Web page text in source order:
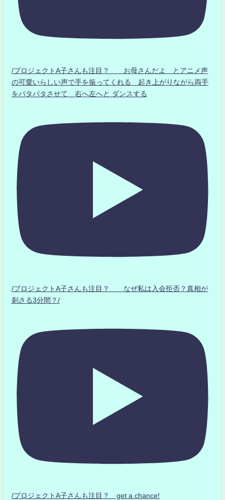
/プロジェクトA子さんも注目？ お母さんだよ とアニメ声
の可愛いらしい声で手を振ってくれる 起き上がりながら両手
をパタパタさせて 右へ左へと ダンスする
/プロジェクトA子さんも注目？ なぜ私は入会拒否？真相が
刺さる3分間？/
/プロジェクトA子さんも注目？ get a chance!